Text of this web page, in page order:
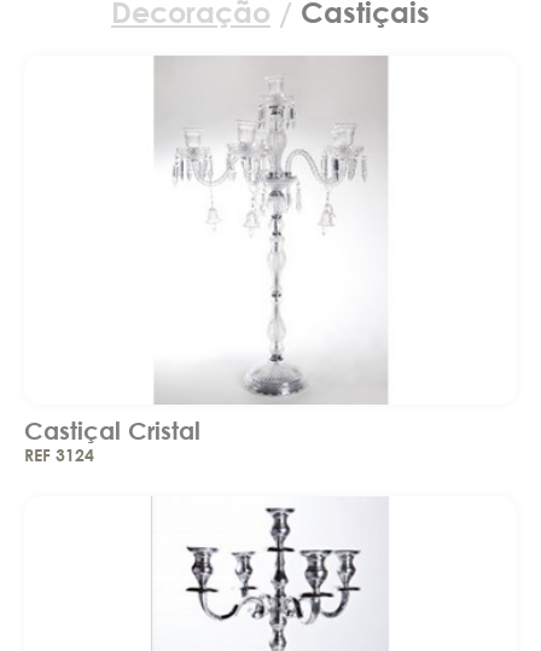
Decoração / Castiçais
Castiçal Cristal
REF 3124